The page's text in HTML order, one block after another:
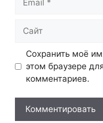
Сохранить моё
этом браузере
комментариев.